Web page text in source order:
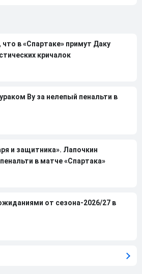
что в «Спартаке» примут Даку
кричалок
Ву за нелепый пенальти в
и защитника». Лапочкин
в матче «Спартака»
от сезона-2026/27 в